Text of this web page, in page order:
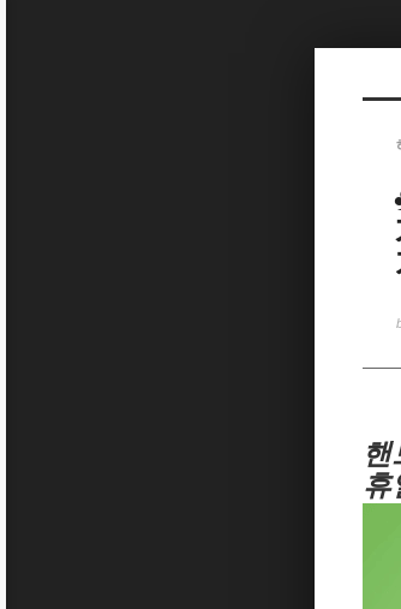
휴
Sketchbook5, 스케치북5
Sketchbook5, 스케치북5